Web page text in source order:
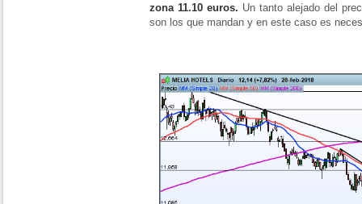
zona 11.10 euros. Un tanto alejado del
son los que mandan y en este caso es